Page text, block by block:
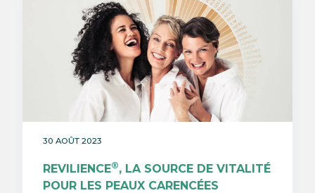
30 AOÛT 2023
REVILIENCE®, LA SOURCE DE VITALITÉ
POUR LES PEAUX CARENCÉES